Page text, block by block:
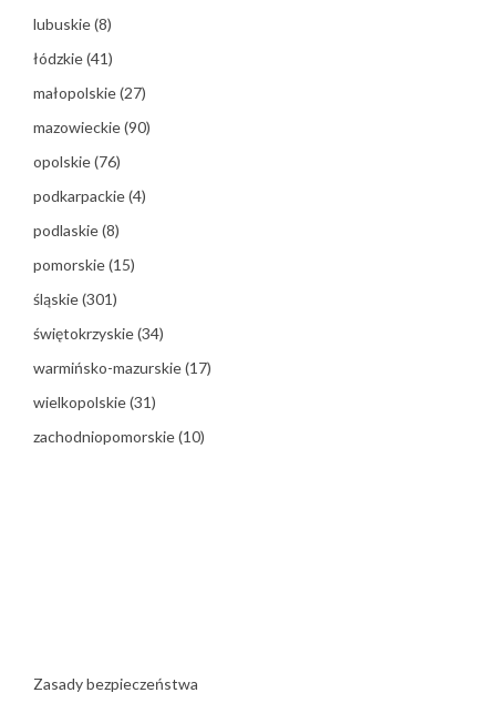
lubuskie(8)
łódzkie(41)
małopolskie(27)
mazowieckie(90)
opolskie(76)
podkarpackie(4)
podlaskie(8)
pomorskie(15)
śląskie(301)
świętokrzyskie(34)
warmińsko-mazurskie(17)
wielkopolskie(31)
zachodniopomorskie(10)
Zasady bezpieczeństwa